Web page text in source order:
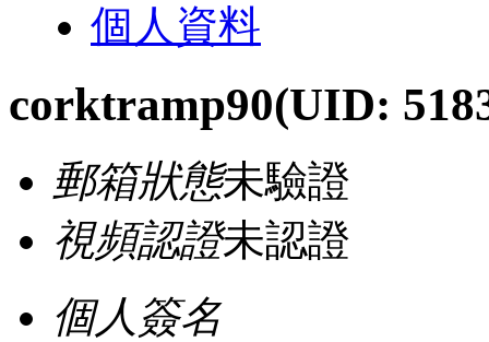
個人資料
corktramp90(UID:
郵箱狀態未驗證
視頻認證未認證
個人簽名